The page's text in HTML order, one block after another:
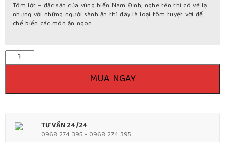
Tôm lớt – đặc sản của vùng biển Nam Định, nghe tên thì có vẻ lạ
nhưng với những người sành ăn thì đây là loại tôm tuyệt vời để
chế biến các món ăn ngon
Số
lượng
MUA NGAY
TƯ VẤN 24/24
0968 274 395 - 0968 274 395